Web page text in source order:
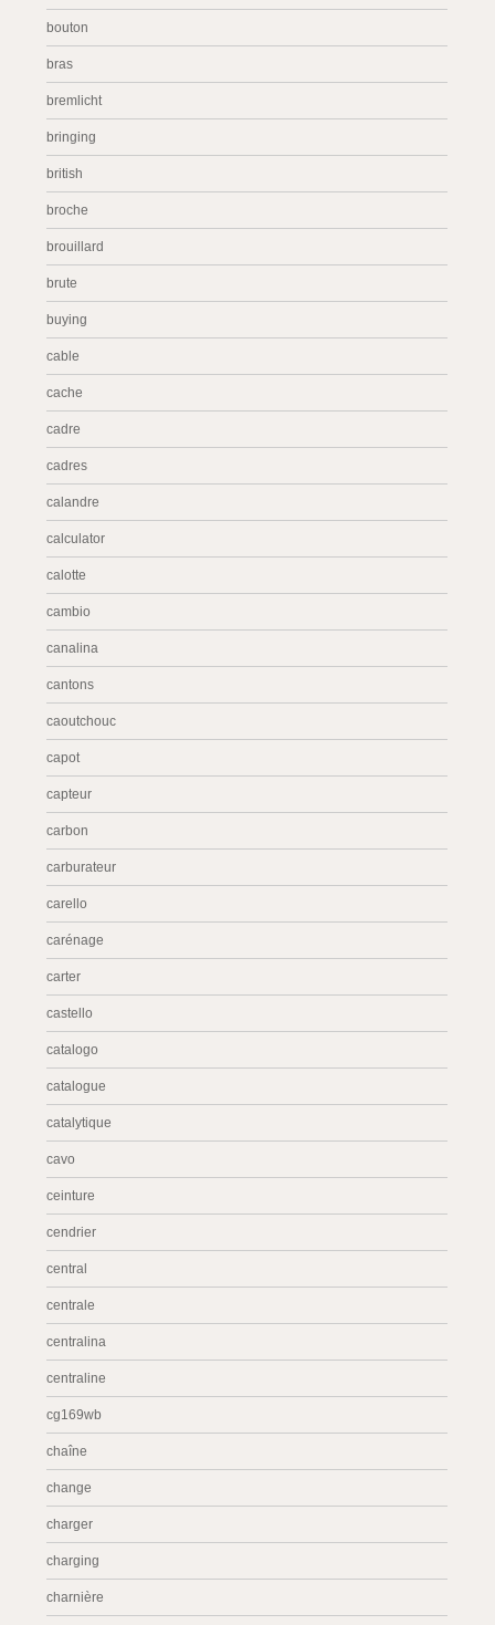
bouton
bras
bremlicht
bringing
british
broche
brouillard
brute
buying
cable
cache
cadre
cadres
calandre
calculator
calotte
cambio
canalina
cantons
caoutchouc
capot
capteur
carbon
carburateur
carello
carénage
carter
castello
catalogo
catalogue
catalytique
cavo
ceinture
cendrier
central
centrale
centralina
centraline
cg169wb
chaîne
change
charger
charging
charnière